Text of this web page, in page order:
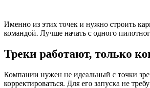
Именно из этих точек и нужно строить
командой. Лучше начать с одного
Треки работают, только
Компании нужен не идеальный с точки
корректироваться. Для его запуска не